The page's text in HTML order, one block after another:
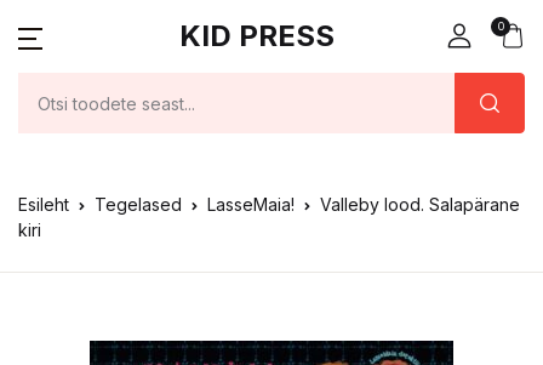
KID PRESS 0
Esileht Tegelased LasseMaia!
Valleby lood. Salapärane
kiri